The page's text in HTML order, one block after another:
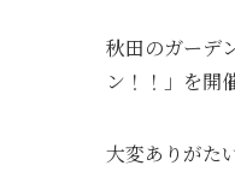
秋田のガーデ
ン！！」を開
大変ありがた